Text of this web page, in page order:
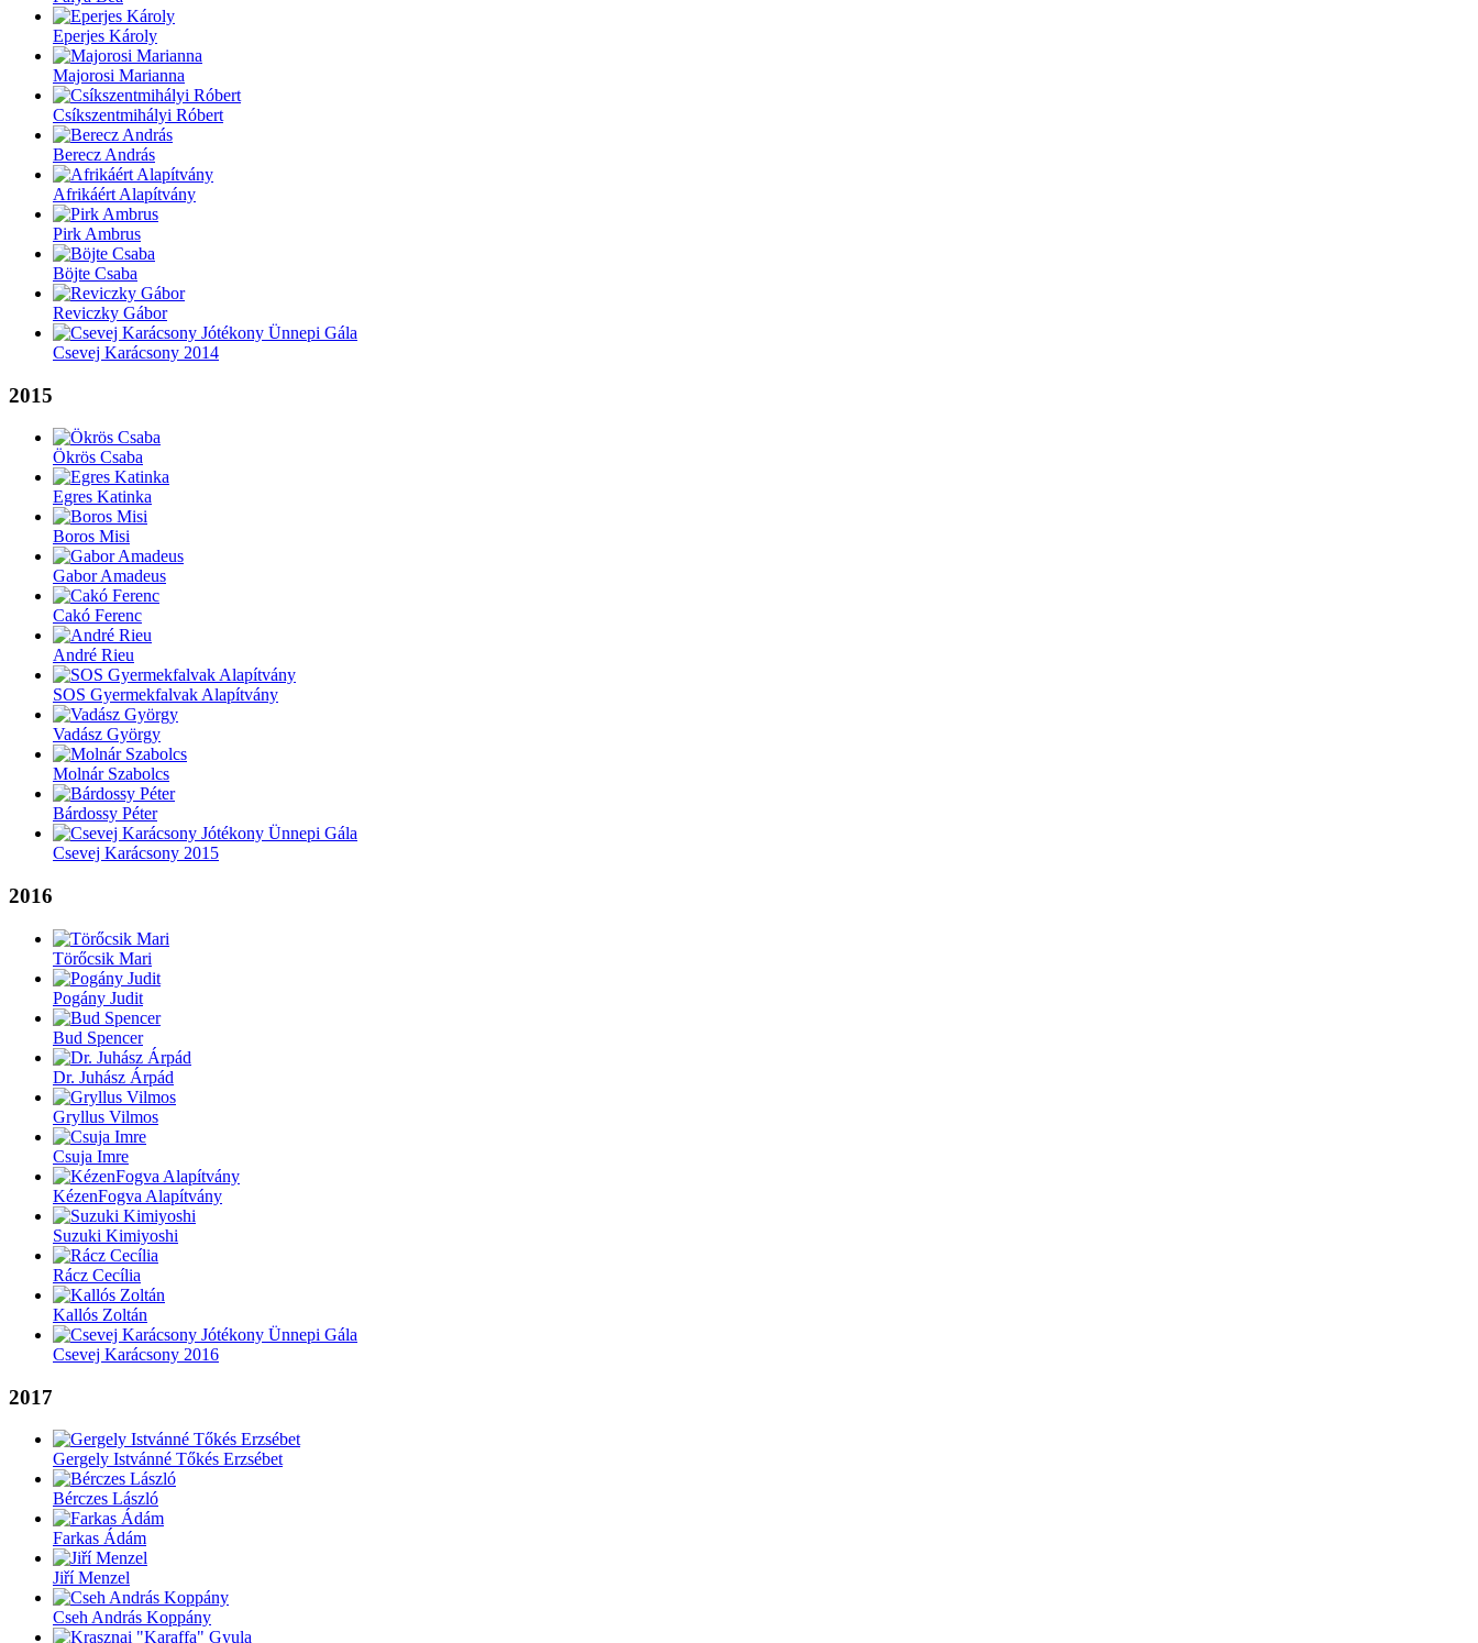
Eperjes Károly
Majorosi Marianna
Csíkszentmihályi Róbert
Berecz András
Afrikáért Alapítvány
Pirk Ambrus
Böjte Csaba
Reviczky Gábor
Csevej Karácsony 2014
2015
Ökrös Csaba
Egres Katinka
Boros Misi
Gabor Amadeus
Cakó Ferenc
André Rieu
SOS Gyermekfalvak Alapítvány
Vadász György
Molnár Szabolcs
Bárdossy Péter
Csevej Karácsony 2015
2016
Törőcsik Mari
Pogány Judit
Bud Spencer
Dr. Juhász Árpád
Gryllus Vilmos
Csuja Imre
KézenFogva Alapítvány
Suzuki Kimiyoshi
Rácz Cecília
Kallós Zoltán
Csevej Karácsony 2016
2017
Gergely Istvánné Tőkés Erzsébet
Bérczes László
Farkas Ádám
Jiří Menzel
Cseh András Koppány